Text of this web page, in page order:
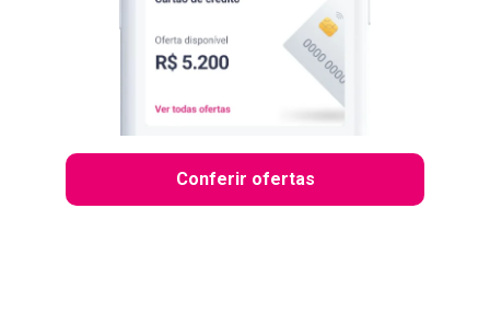
Conferir ofertas